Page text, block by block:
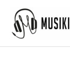
Inhalt
springen